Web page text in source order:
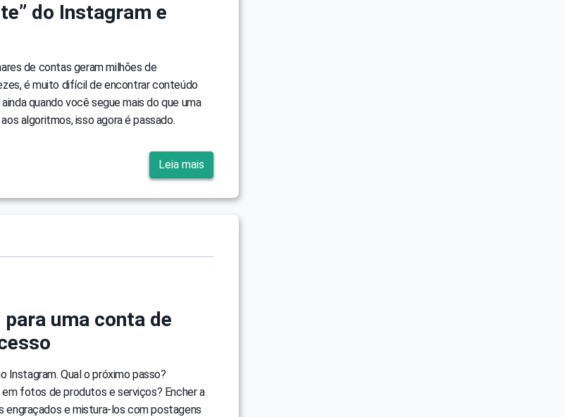
do Instagram e
de contas geram milhões de
é muito difícil de encontrar conteúdo
quando você segue mais do que uma
algoritmos, isso agora é passado.
Leia mais
uma conta de
Instagram. Qual o próximo passo?
fotos de produtos e serviços? Encher a
engraçados e mistura-los com postagens